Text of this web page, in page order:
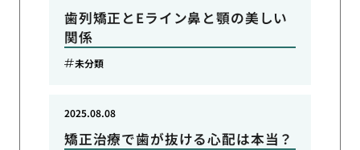
歯列矯正とEライン鼻と顎の美しい
関係
未分類
矯正治療で歯が抜ける心配は本当？
2025.08.08